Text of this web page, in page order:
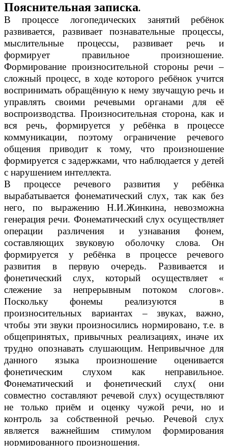
Пояснительная записка.
В процессе логопедических занятий ребёнок
развивается, развивает познавательные процессы,
мыслительные процессы, развивает речь и
формирует правильное произношение.
Формирование произносительной стороны речи –
сложный процесс, в ходе которого ребёнок учится
воспринимать обращённую к нему звучащую речь и
управлять своими речевыми органами для её
воспроизводства. Произносительная сторона, как и
вся речь, формируется у ребёнка в процессе
коммуникации, поэтому ограничение речевого
общения приводит к тому, что произношение
формируется с задержками, что наблюдается у детей
с нарушением интеллекта.
В процессе речевого развития у ребёнка
вырабатывается фонематический слух, так как без
него, по выражению Н.И.Жинкина, невозможна
генерация речи. Фонематический слух осуществляет
операции различения и узнавания фонем,
составляющих звуковую оболочку слова. Он
формируется у ребёнка в процессе речевого
развития в первую очередь. Развивается и
фонетический слух, который осуществляет «
слежение за непрерывным потоком слогов».
Поскольку фонемы реализуются в
произносительных вариантах – звуках, важно,
чтобы эти звуки произносились нормировано, т.е. в
общепринятых, привычных реализациях, иначе их
трудно опознавать слушающим. Непривычное для
данного языка произношение оценивается
фонетическим слухом как неправильное.
Фонематический и фонетический слух( они
совместно составляют речевой слух) осуществляют
не только приём и оценку чужой речи, но и
контроль за собственной речью. Речевой слух
является важнейшим стимулом формирования
нормированного произношения.